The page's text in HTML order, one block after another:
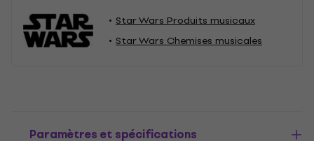
Star Wars Produits musicaux
Star Wars Chemises musicales
Paramètres et spécifications